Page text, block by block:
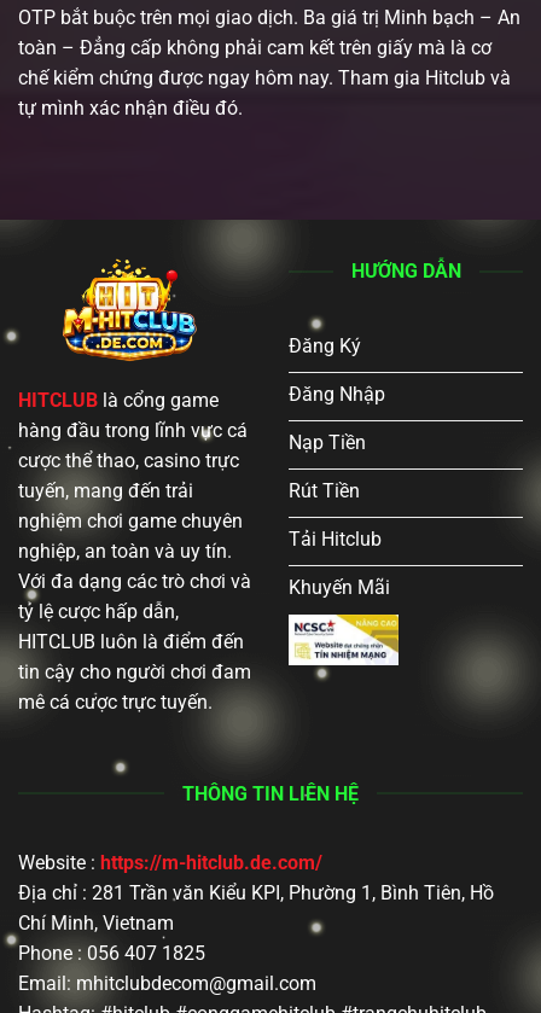
OTP bắt buộc trên mọi giao dịch. Ba giá trị Minh bạch – An
toàn – Đẳng cấp không phải cam kết trên giấy mà là cơ
chế kiểm chứng được ngay hôm nay. Tham gia Hitclub và
tự mình xác nhận điều đó.
HITCLUB là cổng game
hàng đầu trong lĩnh vực cá
cược thể thao, casino trực
tuyến, mang đến trải
nghiệm chơi game chuyên
nghiệp, an toàn và uy tín.
Với đa dạng các trò chơi và
tỷ lệ cược hấp dẫn,
HITCLUB luôn là điểm đến
tin cậy cho người chơi đam
mê cá cược trực tuyến.
HƯỚNG DẪN
Đăng Ký
Đăng Nhập
Nạp Tiền
Rút Tiền
Tải Hitclub
Khuyến Mãi
THÔNG TIN LIÊN HỆ
Website : https://m-hitclub.de.com/
Địa chỉ : 281 Trần văn Kiểu KPI, Phường 1, Bình Tiên, Hồ
Chí Minh, Vietnam
Phone : 056 407 1825
Email: mhitclubdecom@gmail.com